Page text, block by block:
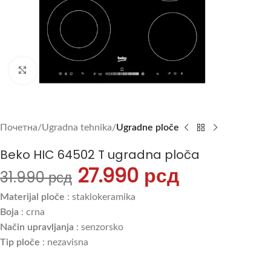
Uvećajte sliku
Почетна Ugradna tehnika Ugradne ploče
Beko HIC 64502 T ugradna ploča
31.990рсд 27.990 рсд
Materijal ploče : staklokeramika
Boja : crna
Način upravljanja : senzorsko
Tip ploče : nezavisna